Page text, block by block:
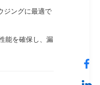
ジングに最適で
能を確保し、漏